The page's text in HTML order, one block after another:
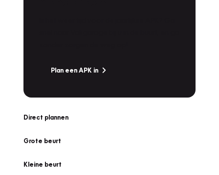
Plan een APK in
Direct plannen
Grote beurt
Kleine beurt